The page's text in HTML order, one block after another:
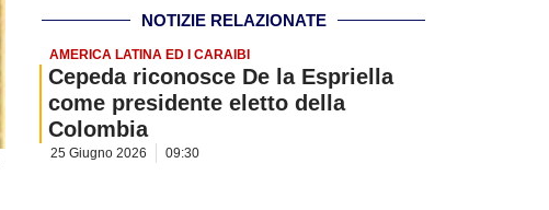
NOTIZIE RELAZIONATE
AMERICA LATINA ED I CARAIBI
Cepeda riconosce De la Espriella
come presidente eletto della
Colombia
25 Giugno 2026 09:30